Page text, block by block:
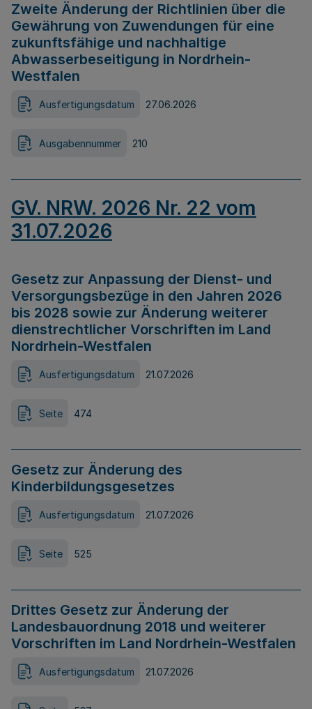
Zweite Änderung der Richtlinien über die
Gewährung von Zuwendungen für eine
zukunftsfähige und nachhaltige
Abwasserbeseitigung in Nordrhein-
Westfalen
Ausfertigungsdatum 27.06.2026
Ausgabennummer 210
GV. NRW. 2026 Nr. 22 vom
31.07.2026
Gesetz zur Anpassung der Dienst- und
Versorgungsbezüge in den Jahren 2026
bis 2028 sowie zur Änderung weiterer
dienstrechtlicher Vorschriften im Land
Nordrhein-Westfalen
Ausfertigungsdatum 21.07.2026
Seite 474
Gesetz zur Änderung des
Kinderbildungsgesetzes
Ausfertigungsdatum 21.07.2026
Seite 525
Drittes Gesetz zur Änderung der
Landesbauordnung 2018 und weiterer
Vorschriften im Land Nordrhein-Westfalen
Ausfertigungsdatum 21.07.2026